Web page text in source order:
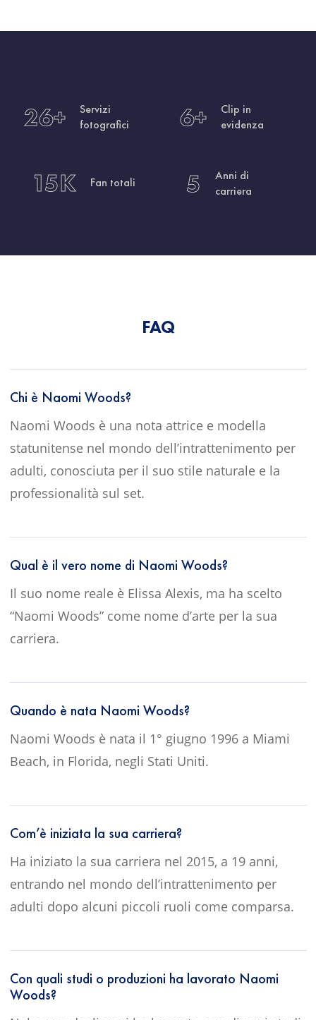
26+
Servizi
fotografici
6+
Clip in
evidenza
15K Fan totali 5
Anni di
carriera
FAQ
Chi è Naomi Woods?
Naomi Woods è una nota attrice e modella
statunitense nel mondo dell’intrattenimento per
adulti, conosciuta per il suo stile naturale e la
professionalità sul set.
Qual è il vero nome di Naomi Woods?
Il suo nome reale è Elissa Alexis, ma ha scelto
“Naomi Woods” come nome d’arte per la sua
carriera.
Quando è nata Naomi Woods?
Naomi Woods è nata il 1° giugno 1996 a Miami
Beach, in Florida, negli Stati Uniti.
Com’è iniziata la sua carriera?
Ha iniziato la sua carriera nel 2015, a 19 anni,
entrando nel mondo dell’intrattenimento per
adulti dopo alcuni piccoli ruoli come comparsa.
Con quali studi o produzioni ha lavorato Naomi
Woods?